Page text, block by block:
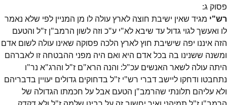
פסוק ג:
רש"י מגיד שאין ישיבת חוצה לארץ עולה לו מן המניין לפי שלא נאמר
לו ואעשך לגוי גדול עד שיבא לא"י ע"כ וזה לשון הרמב"ן ז"ל והטעם
הזה איננו יפה שישיבת חוץ לארץ הלכה פסוקה שאינו עולה לשום אדם
ומשנה ששנינו בה בכל אדם היא ואם היה מפני ההבטחה זו לאברהם
היתה עולה לשאר האנשים עכ"ל: והנה הרא"ם ז"ל והרג"א נר"ו
נתחבטו ודחקו ליישב דברי רש"י ז"ל בדחוקים גדולים יעויין בדבריהם
ולא עליהם תלונתי שהרמב"ן הטעם אבל על חכמתו הגדולה של